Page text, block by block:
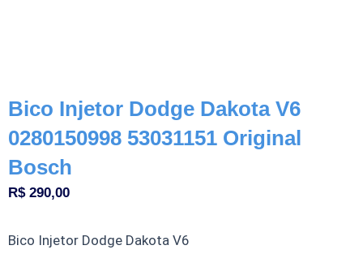
Bico Injetor Dodge Dakota V6
0280150998 53031151 Original
Bosch
R$290,00
Bico Injetor Dodge Dakota V6